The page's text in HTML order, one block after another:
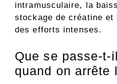
intramusculaire, la
stockage de créatine
des efforts intenses.
Que se passe-t-
quand on arrête